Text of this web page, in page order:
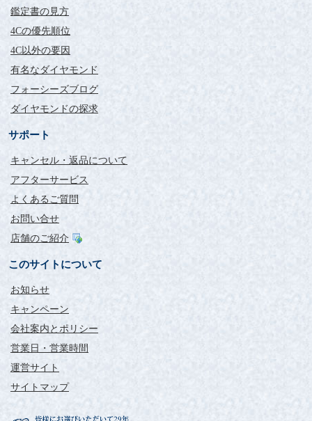
鑑定書の見方
4Cの優先順位
4C以外の要因
有名なダイヤモンド
フォーシーズブログ
ダイヤモンドの探求
サポート
キャンセル・返品について
アフターサービス
よくあるご質問
お問い合せ
店舗のご紹介
このサイトについて
お知らせ
キャンペーン
会社案内とポリシー
営業日・営業時間
運営サイト
サイトマップ